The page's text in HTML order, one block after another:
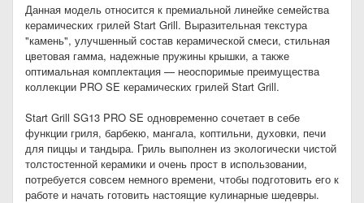
Данная модель относится к премиальной линейке семейства
керамических грилей Start Grill. Выразительная текстура
"камень", улучшенный состав керамической смеси, стильная
цветовая гамма, надежные пружины крышки, а также
оптимальная комплектация — неоспоримые преимущества
коллекции PRO SE керамических грилей Start Grill.
Start Grill SG13 PRO SE одновременно сочетает в себе
функции гриля, барбекю, мангала, коптильни, духовки, печи
для пиццы и тандыра. Гриль выполнен из экологически чистой
толстостенной керамики и очень прост в использовании,
потребуется совсем немного времени, чтобы подготовить его к
работе и начать готовить настоящие кулинарные шедевры.